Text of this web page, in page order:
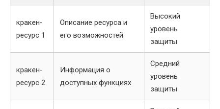
кракен-
ресурс 1
Описание ресурса и
его возможностей
Высокий
уровень
защиты
кракен-
ресурс 2
Информация о
доступных функциях
Средний
уровень
защиты